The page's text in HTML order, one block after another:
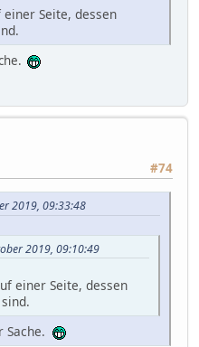
Seite, dessen
#74
2019, 09:33:48
2019, 09:10:49
einer Seite, dessen
Sache.